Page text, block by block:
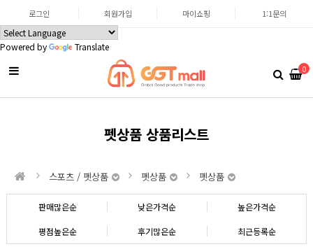
Powered by Translate
로그인 회원가입 마이쇼핑 1:1문의
0
펫상품 상품리스트
스포츠 / 펫상품 펫상품 펫상품
판매많은순 낮은가격순 높은가격순
평점높은순 후기많은순 최근등록순